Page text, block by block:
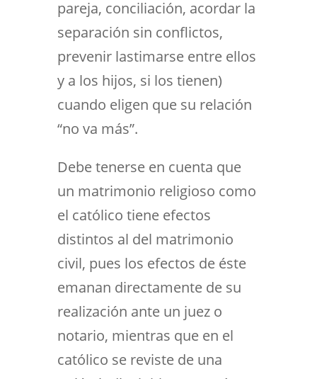
pareja, conciliación, acordar la
separación sin conflictos,
prevenir lastimarse entre ellos
y a los hijos, si los tienen)
cuando eligen que su relación
“no va más”.
Debe tenerse en cuenta que
un matrimonio religioso como
el católico tiene efectos
distintos al del matrimonio
civil, pues los efectos de éste
emanan directamente de su
realización ante un juez o
notario, mientras que en el
católico se reviste de una